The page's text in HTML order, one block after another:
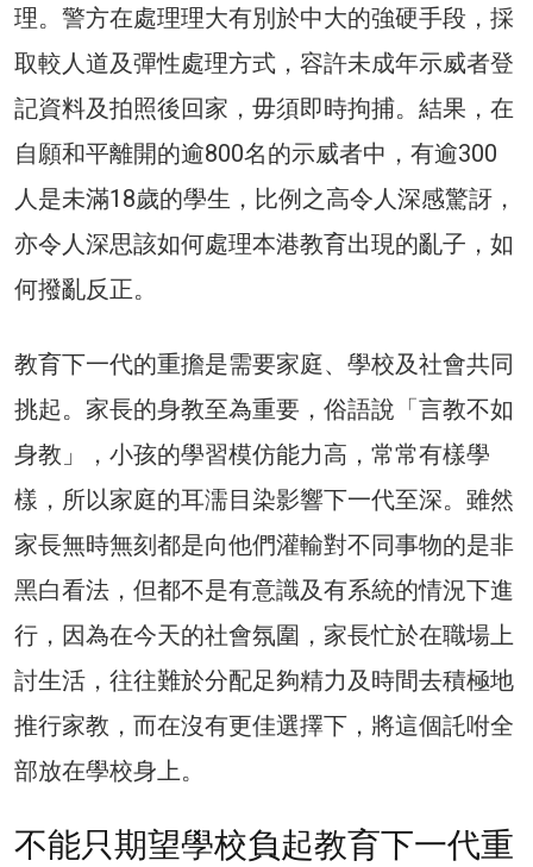
理。警方在處理理大有別於中大的強硬手段，採
取較人道及彈性處理方式，容許未成年示威者登
記資料及拍照後回家，毋須即時拘捕。結果，在
自願和平離開的逾800名的示威者中，有逾300
人是未滿18歲的學生，比例之高令人深感驚訝，
亦令人深思該如何處理本港教育出現的亂子，如
何撥亂反正。
教育下一代的重擔是需要家庭、學校及社會共同
挑起。家長的身教至為重要，俗語說「言教不如
身教」，小孩的學習模仿能力高，常常有樣學
樣，所以家庭的耳濡目染影響下一代至深。雖然
家長無時無刻都是向他們灌輸對不同事物的是非
黑白看法，但都不是有意識及有系統的情況下進
行，因為在今天的社會氛圍，家長忙於在職場上
討生活，往往難於分配足夠精力及時間去積極地
推行家教，而在沒有更佳選擇下，將這個託咐全
部放在學校身上。
不能只期望學校負起教育下一代重